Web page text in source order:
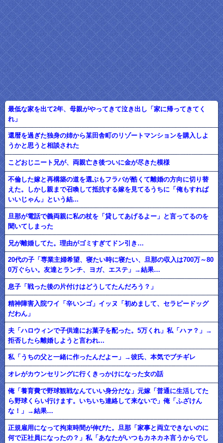
最低な家を出て2年、母親がやってきて泣き出し「家に帰ってきてく
れ」
還暦を過ぎた独身の姉から某田舎町のリゾートマンションを購入しよ
うかと思うと相談された
こどおじニート兄が、両親亡き後ついに金が尽きた模様
不倫した嫁と再構築の道を選ぶもフラバが酷くて離婚の方向に切り替
えた。しかし親まで召喚して抵抗する嫁を見てるうちに「俺もすれば
いいじゃん」という結...
旦那が電話で義両親に私の杖を「貸してあげるよー」と言ってるのを
聞いてしまった
兄が離婚してた。理由がゴミすぎてドン引き…
20代の子「専業主婦希望、寝たい時に寝たい、旦那の収入は700万～80
0万ぐらい。友達とランチ、ヨガ、エステ」→結果…
息子「戦った後の片付けはどうしてたんだろう？」
精神障害入院ワイ「辛いンゴ」イッヌ「初めまして、セラピードッグ
だわん」
夫「ハロウィンで子供達にお菓子を配った。5万くれ」私「ハァ？」→
拒否したら離婚しようと言われ...
私「うちの父と一緒に作ったんだよー」→彼氏、本気でブチギレ
オレがカウンセリングに行くきっかけになった女の話
俺「養育費で野球観戦なんていい身分だな」元嫁「普通に生活してた
ら野球くらい行けます。いちいち連絡して来ないで」俺「ふざけん
な！」→結果…
正規雇用になって拘束時間が伸びた。旦那「家事と両立できないのに
何で正社員になったの？」私「あなたがいつもカネカネ言うからでし